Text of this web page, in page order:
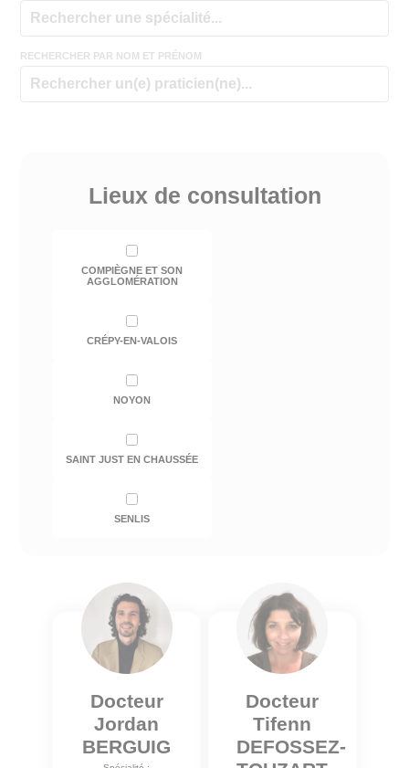
RECHERCHER PAR NOM ET PRÉNOM
Lieux de consultation
COMPIÈGNE ET SON
AGGLOMÉRATION
CRÉPY-EN-VALOIS
NOYON
SAINT JUST EN CHAUSSÉE
SENLIS
Docteur
Jordan
BERGUIG
Docteur
Tifenn
DEFOSSEZ-